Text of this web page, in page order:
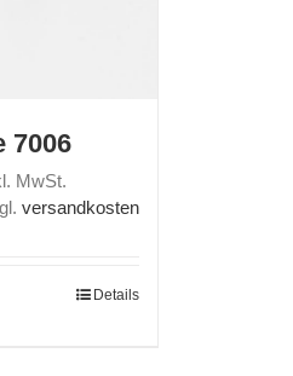
7006
MwSt.
versandkosten
Details